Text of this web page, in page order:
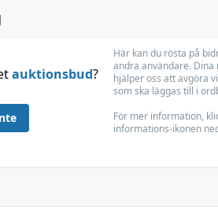
auktionsbud?
Här kan du rösta på
andra användare. Dina
hjälper oss att avgöra
som ska läggas till i
För mer information,
informations-ikonen